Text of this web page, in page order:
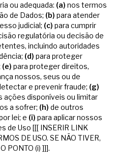
ou adequada: (a) nos termos
de Dados; (b) para atender
judicial; (c) para cumprir
regulatória ou decisão de
incluindo autoridades
(d) para proteger
(e) para proteger direitos,
nossos, seus ou de
e prevenir fraude; (g)
ações disponíveis ou limitar
a sofrer; (h) de outros
lei; e (i) para aplicar nossos
de Uso [[[ INSERIR LINK
DE USO. SE NÃO TIVER,
PONTO (i) ]]].